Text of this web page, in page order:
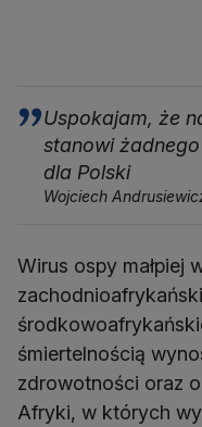
Uspokajam, że
stanowi
dla Polski
Wojciech
Wirus ospy małpiej
śmiertelnością
zdrowotności oraz
Afryki, w których